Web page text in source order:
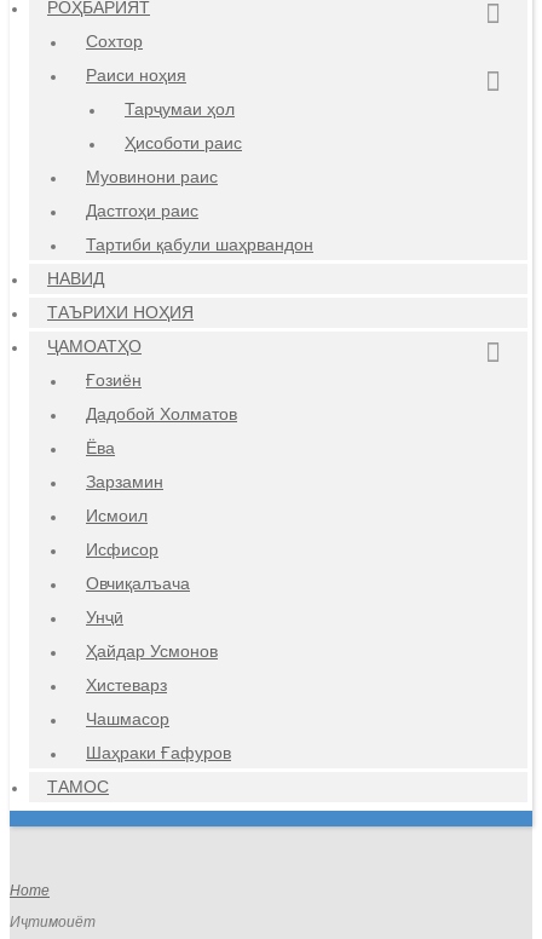
РОҲБАРИЯТ
Сохтор
Раиси ноҳия
Тарҷумаи ҳол
Ҳисоботи раис
Муовинони раис
Дастгоҳи раис
Тартиби қабули шаҳрвандон
НАВИД
ТАЪРИХИ НОҲИЯ
ҶАМОАТҲО
Ғозиён
Дадобой Холматов
Ёва
Зарзамин
Исмоил
Исфисор
Овчиқалъача
Унҷӣ
Ҳайдар Усмонов
Хистеварз
Чашмасор
Шаҳраки Ғафуров
ТАМОС
Home
Иҷтимоиёт